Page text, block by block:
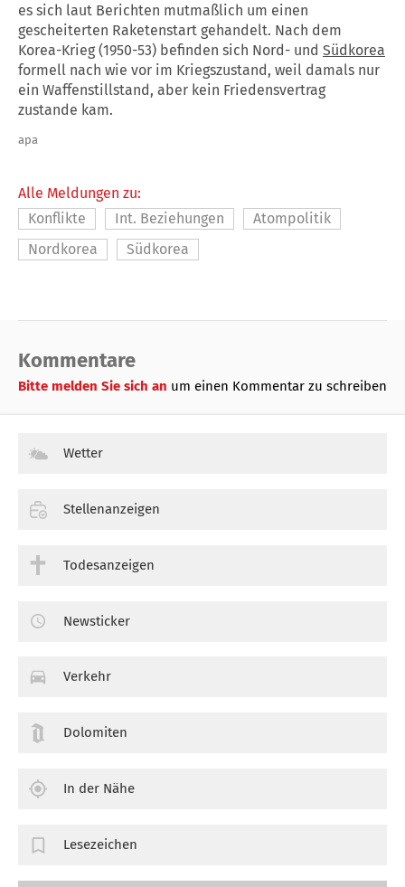
es sich laut Berichten mutmaßlich um einen
gescheiterten Raketenstart gehandelt. Nach dem
Korea-Krieg (1950-53) befinden sich Nord- und Südkorea
formell nach wie vor im Kriegszustand, weil damals nur
ein Waffenstillstand, aber kein Friedensvertrag
zustande kam.
apa
Alle Meldungen zu:
Konflikte
Int. Beziehungen
Atompolitik
Nordkorea
Südkorea
Kommentare
Bitte melden Sie sich an um einen Kommentar zu schreiben
Wetter
Stellenanzeigen
Todesanzeigen
Newsticker
Verkehr
Dolomiten
In der Nähe
Lesezeichen